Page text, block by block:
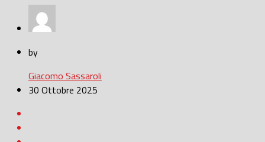
by
Giacomo Sassaroli
30 Ottobre 2025